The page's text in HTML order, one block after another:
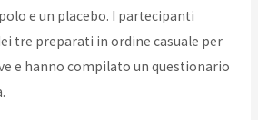
e un placebo. I partecipanti
tre preparati in ordine casuale per
e hanno compilato un questionario